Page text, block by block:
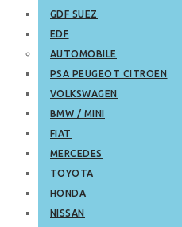
GDF SUEZ
EDF
AUTOMOBILE
PSA PEUGEOT CITROEN
VOLKSWAGEN
BMW / MINI
FIAT
MERCEDES
TOYOTA
HONDA
NISSAN